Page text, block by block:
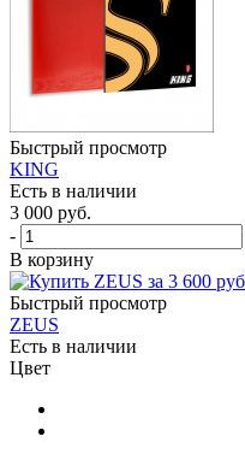
Быстрый просмотр
KING
Есть в наличии
3 000 руб.
-
В корзину
Быстрый просмотр
ZEUS
Есть в наличии
Цвет